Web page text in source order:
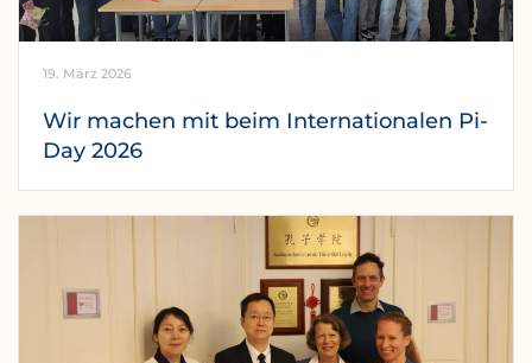
19. März 2026
Wir machen mit beim Internationalen Pi-
Day 2026